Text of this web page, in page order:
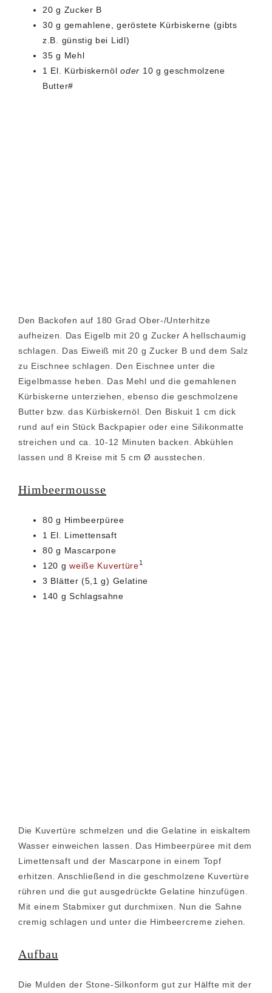
20 g Zucker B
30 g gemahlene, geröstete Kürbiskerne (gibts
z.B. günstig bei Lidl)
35 g Mehl
1 El. Kürbiskernöloder 10 g geschmolzene
Butter#
Den Backofen auf 180 Grad Ober-/Unterhitze
aufheizen. Das Eigelb mit 20 g Zucker A hellschaumig
schlagen. Das Eiweiß mit 20 g Zucker B und dem Salz
zu Eischnee schlagen. Den Eischnee unter die
Eigelbmasse heben. Das Mehl und die gemahlenen
Kürbiskerne unterziehen, ebenso die geschmolzene
Butter bzw. das Kürbiskernöl. Den Biskuit 1 cm dick
rund auf ein Stück Backpapier oder eine Silikonmatte
streichen und ca. 10-12 Minuten backen. Abkühlen
lassen und 8 Kreise mit 5 cm Ø ausstechen.
Himbeermousse
80 g Himbeerpüree
1 El. Limettensaft
80 g Mascarpone
120 gweiße Kuvertüre1
3 Blätter (5,1 g) Gelatine
140 g Schlagsahne
Die Kuvertüre schmelzen und die Gelatine in eiskaltem
Wasser einweichen lassen. Das Himbeerpüree mit dem
Limettensaft und der Mascarpone in einem Topf
erhitzen. Anschließend in die geschmolzene Kuvertüre
rühren und die gut ausgedrückte Gelatine hinzufügen.
Mit einem Stabmixer gut durchmixen. Nun die Sahne
cremig schlagen und unter die Himbeercreme ziehen.
Aufbau
Die Mulden der Stone-Silkonform gut zur Hälfte mit der